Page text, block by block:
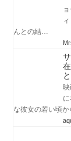
んとの結…
な彼女の若い頃